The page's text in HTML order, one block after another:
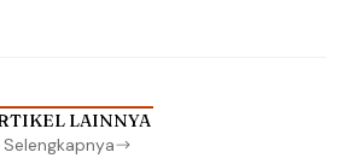
LAINNYA
Selengkapnya